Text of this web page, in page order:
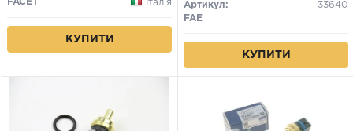
FACET
Італія
КУПИТИ
Артикул:
33640
FAE
КУПИТИ